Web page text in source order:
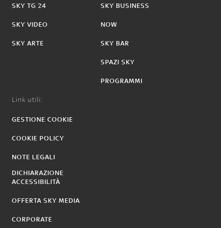
SKY TG 24
SKY VIDEO
SKY ARTE
SKY BUSINESS
NOW
SKY BAR
SPAZI SKY
PROGRAMMI
Link utili:
GESTIONE COOKIE
COOKIE POLICY
NOTE LEGALI
DICHIARAZIONE
ACCESSIBILITÀ
OFFERTA SKY MEDIA
CORPORATE